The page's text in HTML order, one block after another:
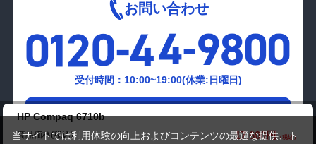
HP Compaq 6710b
商品価格(税込) 17,600円
お問い合わせ
受付時間：10:00~19:00(休業:日曜日)
メールでの
お問い合わせはこちら
当サイトでは利用体験の向上およびコンテンツの最適な提供、ト